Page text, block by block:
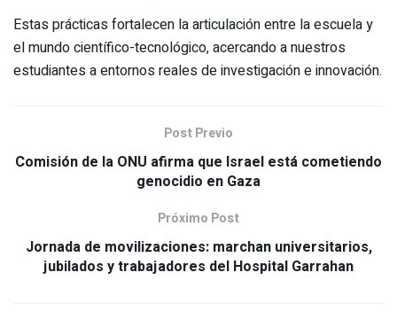
Estas prácticas fortalecen la articulación entre la escuela y
el mundo científico-tecnológico, acercando a nuestros
estudiantes a entornos reales de investigación e innovación.
Post Previo
Comisión de la ONU afirma que Israel está cometiendo
genocidio en Gaza
Próximo Post
Jornada de movilizaciones: marchan universitarios,
jubilados y trabajadores del Hospital Garrahan